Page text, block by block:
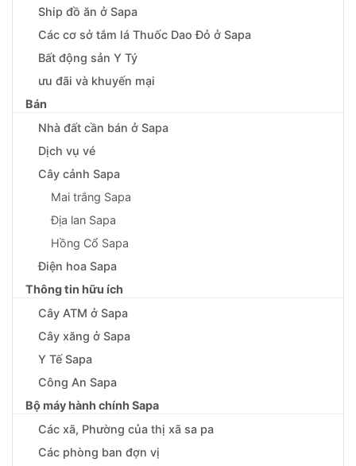
Ship đồ ăn ở Sapa
Các cơ sở tắm lá Thuốc Dao Đỏ ở Sapa
Bất động sản Y Tý
ưu đãi và khuyến mại
Bán
Nhà đất cần bán ở Sapa
Dịch vụ vé
Cây cảnh Sapa
Mai trắng Sapa
Địa lan Sapa
Hồng Cổ Sapa
Điện hoa Sapa
Thông tin hữu ích
Cây ATM ở Sapa
Cây xăng ở Sapa
Y Tế Sapa
Công An Sapa
Bộ máy hành chính Sapa
Các xã, Phường của thị xã sa pa
Các phòng ban đợn vị